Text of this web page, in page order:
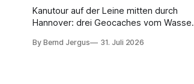
Kanutour auf der Leine mitten durch
Hannover: drei Geocaches vom Wasser
Maschseefest – warum man auf den
By Bernd Jergus 31. Juli 2026